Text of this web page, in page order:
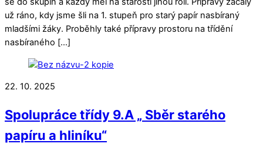
už ráno, kdy jsme šli na 1. stupeň pro starý papír nasbíraný
mladšími žáky. Proběhly také přípravy prostoru na třídění
nasbíraného […]
22. 10. 2025
Spolupráce třídy 9.A „ Sběr starého
papíru a hliníku“